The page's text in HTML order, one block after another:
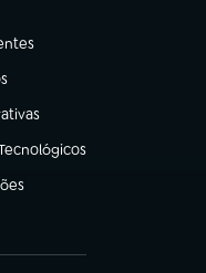
nova aba)